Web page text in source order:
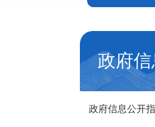
政府
政府信息公开